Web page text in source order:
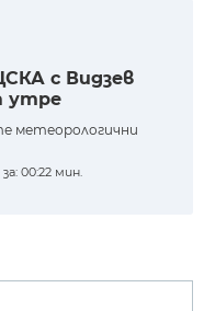
с Видзев
утре
метеорологични
00:22 мин.